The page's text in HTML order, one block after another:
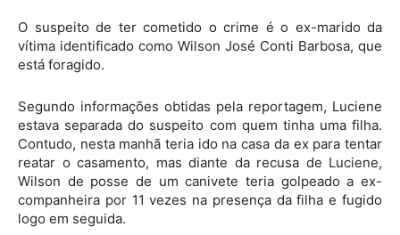
O suspeito de ter cometido o crime é o ex-marido da
vítima identificado como Wilson José Conti Barbosa, que
está foragido.
Segundo informações obtidas pela reportagem, Luciene
estava separada do suspeito com quem tinha uma filha.
Contudo, nesta manhã teria ido na casa da ex para tentar
reatar o casamento, mas diante da recusa de Luciene,
Wilson de posse de um canivete teria golpeado a ex-
companheira por 11 vezes na presença da filha e fugido
logo em seguida.